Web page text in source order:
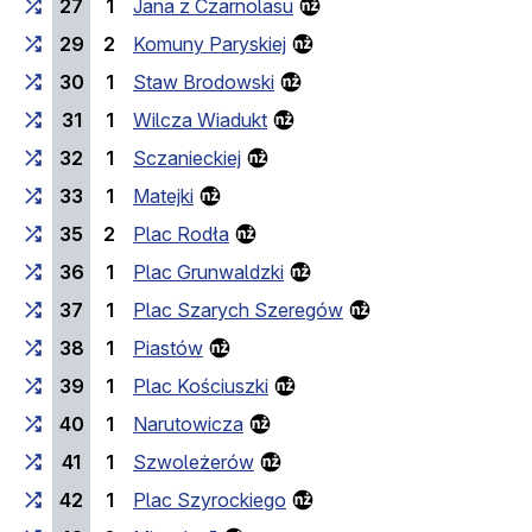
27 1
Jana z Czarnolasu
29
2
Komuny Paryskiej
30
1
Staw Brodowski
31
1
Wilcza Wiadukt
32
1
Sczanieckiej
33
1
Matejki
35
2
Plac Rodła
36
1
Plac Grunwaldzki
37
1
Plac Szarych Szeregów
38
1
Piastów
39
1
Plac Kościuszki
40
1
Narutowicza
41
1
Szwoleżerów
42
1
Plac Szyrockiego